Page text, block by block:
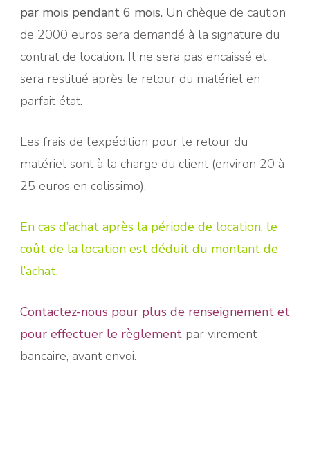
par mois pendant 6 mois. Un chèque de caution
de 2000 euros sera demandé à la signature du
contrat de location. Il ne sera pas encaissé et
sera restitué après le retour du matériel en
parfait état.
Les frais de l’expédition pour le retour du
matériel sont à la charge du client (environ 20 à
25 euros en colissimo).
En cas d’achat après la période de location, le
coût de la location est déduit du montant de
l’achat.
Contactez-nous pour plus de renseignement et
pour effectuer le règlement par virement
bancaire, avant envoi.